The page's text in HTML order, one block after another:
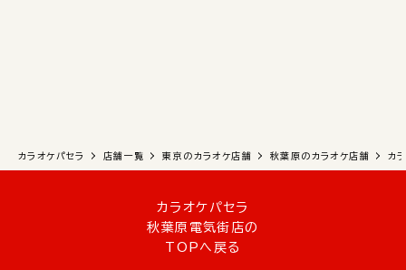
カラオケパセラ 店舗一覧 東京のカラオケ店舗 秋葉原のカラオケ店舗 カ
カラオケパセラ
秋葉原電気街店の
TOPへ戻る